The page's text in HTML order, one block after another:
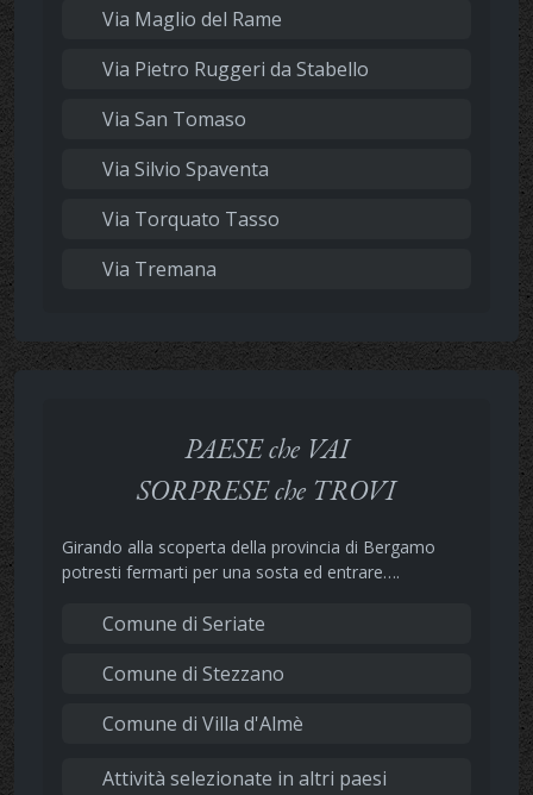
Via Maglio del Rame
Via Pietro Ruggeri da Stabello
Via San Tomaso
Via Silvio Spaventa
Via Torquato Tasso
Via Tremana
PAESE che VAI
SORPRESE che TROVI
Girando alla scoperta della provincia di Bergamo
potresti fermarti per una sosta ed entrare….
Comune di Seriate
Comune di Stezzano
Comune di Villa d'Almè
Attività selezionate in altri paesi